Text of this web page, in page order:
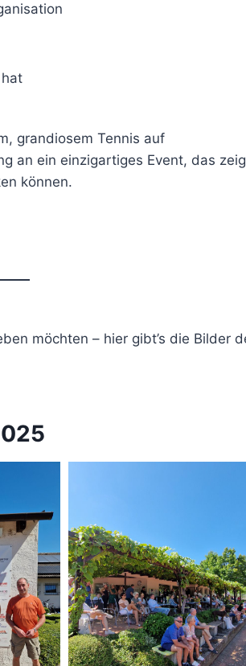
grandiosem Tennis auf
an ein einzigartiges Event, das
können.
möchten – hier gibt’s die Bilder